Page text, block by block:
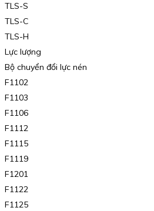
TLS-S
TLS-C
TLS-H
Lực lượng
Bộ chuyển đổi lực nén
F1102
F1103
F1106
F1112
F1115
F1119
F1201
F1122
F1125